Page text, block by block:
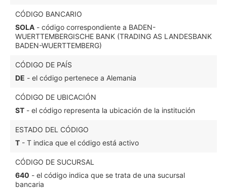
CÓDIGO BANCARIO
SOLA - código correspondiente a BADEN-
WUERTTEMBERGISCHE BANK (TRADING AS LANDESBANK
BADEN-WUERTTEMBERG)
CÓDIGO DE PAÍS
DE - el código pertenece a Alemania
CÓDIGO DE UBICACIÓN
ST - el código representa la ubicación de la institución
ESTADO DEL CÓDIGO
T - T indica que el código está activo
CÓDIGO DE SUCURSAL
640 - el código indica que se trata de una sucursal
bancaria